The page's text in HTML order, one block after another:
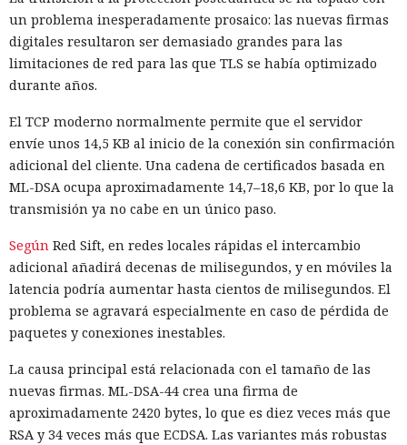
un problema inesperadamente prosaico: las nuevas firmas
digitales resultaron ser demasiado grandes para las
limitaciones de red para las que TLS se había optimizado
durante años.
El TCP moderno normalmente permite que el servidor
envíe unos 14,5 KB al inicio de la conexión sin confirmación
adicional del cliente. Una cadena de certificados basada en
ML-DSA ocupa aproximadamente 14,7–18,6 KB, por lo que la
transmisión ya no cabe en un único paso.
Según Red Sift, en redes locales rápidas el intercambio
adicional añadirá decenas de milisegundos, y en móviles la
latencia podría aumentar hasta cientos de milisegundos. El
problema se agravará especialmente en caso de pérdida de
paquetes y conexiones inestables.
La causa principal está relacionada con el tamaño de las
nuevas firmas. ML-DSA-44 crea una firma de
aproximadamente 2420 bytes, lo que es diez veces más que
RSA y 34 veces más que ECDSA. Las variantes más robustas
plano, que continuaba funcionando hasta la desinstalación
de la aplicación.
El consentimiento formal reduce el riesgo de conexión
construcción. La aplicación cargaba código desde un
servidor remoto, por lo que los propietarios de la
infraestructura podían cambiarlo sin actualizar la
aplicación en el televisor. Según la estimación del
investigador, una sola modificación en el servidor bastaría
de dispositivos instalados.
En el peor escenario, cientos de millones de televisores
podrían convertirse en una red distribuida para
retransmitir tráfico ajeno. Los dispositivos conectados
información, sino también para ataques, intrusiones o
eludir bloqueos. Cualquier actividad parecería originarse en
un piso, una oficina u otro lugar cotidiano.